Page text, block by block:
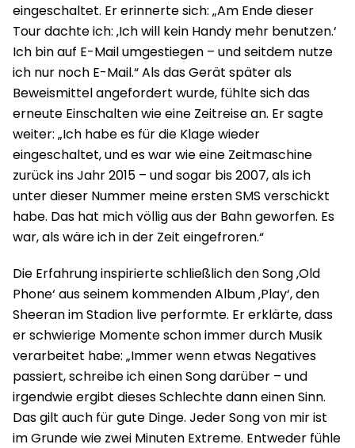
eingeschaltet. Er erinnerte sich: „Am Ende dieser
Tour dachte ich: ‚Ich will kein Handy mehr benutzen.‘
Ich bin auf E-Mail umgestiegen – und seitdem nutze
ich nur noch E-Mail.“ Als das Gerät später als
Beweismittel angefordert wurde, fühlte sich das
erneute Einschalten wie eine Zeitreise an. Er sagte
weiter: „Ich habe es für die Klage wieder
eingeschaltet, und es war wie eine Zeitmaschine
zurück ins Jahr 2015 – und sogar bis 2007, als ich
unter dieser Nummer meine ersten SMS verschickt
habe. Das hat mich völlig aus der Bahn geworfen. Es
war, als wäre ich in der Zeit eingefroren.“
Die Erfahrung inspirierte schließlich den Song ‚Old
Phone‘ aus seinem kommenden Album ‚Play‘, den
Sheeran im Stadion live performte. Er erklärte, dass
er schwierige Momente schon immer durch Musik
verarbeitet habe: „Immer wenn etwas Negatives
passiert, schreibe ich einen Song darüber – und
irgendwie ergibt dieses Schlechte dann einen Sinn.
Das gilt auch für gute Dinge. Jeder Song von mir ist
im Grunde wie zwei Minuten Extreme. Entweder fühle